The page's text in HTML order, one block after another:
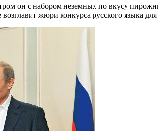
он с набором неземных по вкусу
жюри конкурса русского языка